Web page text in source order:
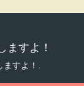
ますよ！
すよ！.